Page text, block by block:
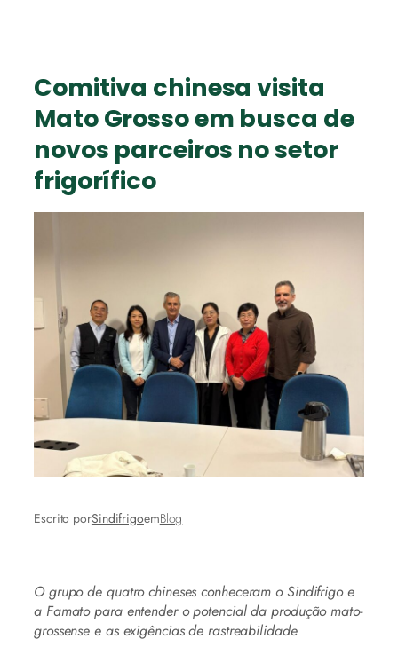
Comitiva chinesa visita
Mato Grosso em busca de
novos parceiros no setor
frigorífico
Escrito porSindifrigoemBlog
O grupo de quatro chineses conheceram o Sindifrigo e
a Famato para entender o potencial da produção mato-
grossense e as exigências de rastreabilidade